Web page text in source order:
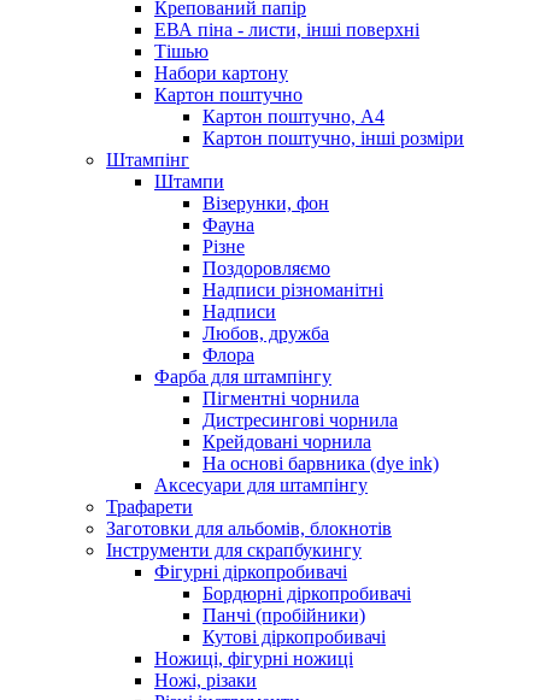
Крепований папір
ЕВА піна - листи, інші поверхні
Тішью
Набори картону
Картон поштучно
Картон поштучно, А4
Картон поштучно, інші розміри
Штампінг
Штампи
Візерунки, фон
Фауна
Різне
Поздоровляємо
Надписи різноманітні
Надписи
Любов, дружба
Флора
Фарба для штампінгу
Пігментні чорнила
Дистресингові чорнила
Крейдовані чорнила
На основі барвника (dye ink)
Аксесуари для штампінгу
Трафарети
Заготовки для альбомів, блокнотів
Інструменти для скрапбукингу
Фігурні діркопробивачі
Бордюрні діркопробивачі
Панчі (пробійники)
Кутові діркопробивачі
Ножиці, фігурні ножиці
Ножі, різаки